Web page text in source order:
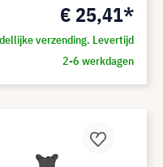
€ 25,41*
verzending. Levertijd
2-6 werkdagen